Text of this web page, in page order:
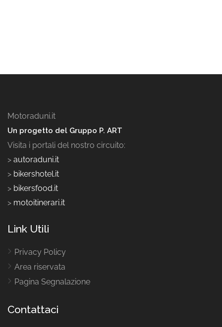
Motoraduni.it
Un progetto del Gruppo P. ART
Visita i portali del nostro circuito:
> autoraduni.it
> bikershotel.it
> bikersfood.it
> motoitinerari.it
Link Utili
Privacy Policy
Area riservata
Pagina Segnalazione
Contattaci